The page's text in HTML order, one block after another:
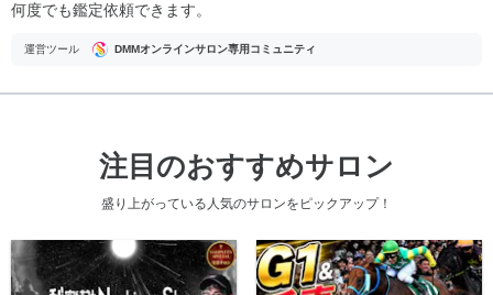
何度でも鑑定依頼できます。
運営ツール DMMオンラインサロン専用コミュニティ
注目のおすすめサロン
盛り上がっている人気のサロンをピックアップ！